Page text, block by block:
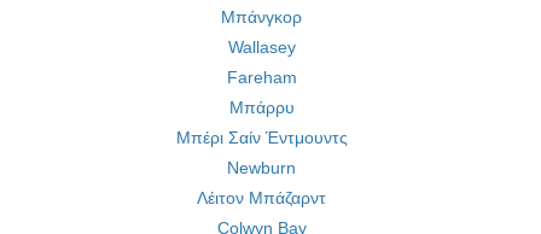
Μπάνγκορ
Wallasey
Fareham
Μπάρρυ
Μπέρι Σαίν Έντμουντς
Newburn
Λέιτον Μπάζαρντ
Colwyn Bay